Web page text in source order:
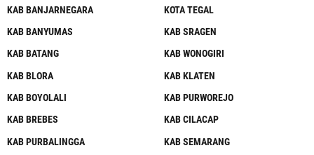
KAB BANJARNEGARA
KAB BANYUMAS
KAB BATANG
KAB BLORA
KAB BOYOLALI
KAB BREBES
KAB PURBALINGGA
KOTA TEGAL
KAB SRAGEN
KAB WONOGIRI
KAB KLATEN
KAB PURWOREJO
KAB CILACAP
KAB SEMARANG